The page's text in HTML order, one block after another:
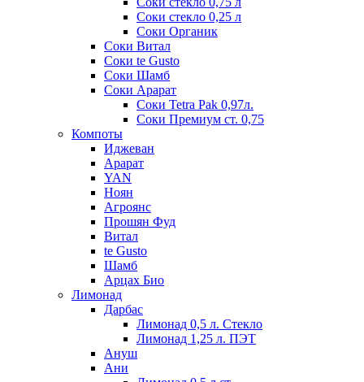
Соки стекло 0,25 л
Соки Органик
Соки Витал
Соки te Gusto
Соки Шамб
Соки Арарат
Соки Tetra Pak 0,97л.
Соки Премиум ст. 0,75
Компоты
Иджеван
Арарат
YAN
Ноян
Агроянс
Прошян Фуд
Витал
te Gusto
Шамб
Арцах Био
Лимонад
Дарбас
Лимонад 0,5 л. Стекло
Лимонад 1,25 л. ПЭТ
Ануш
Ани